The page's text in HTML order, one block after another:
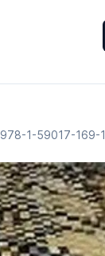
978-1-59017-169-1